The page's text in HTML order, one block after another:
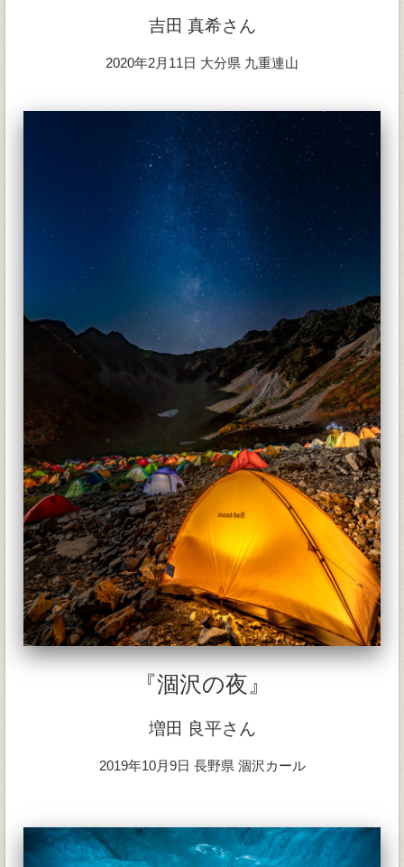
吉田 真希さん
2020年2月11日 大分県 九重連山
『涸沢の夜』
増田 良平さん
2019年10月9日 長野県 涸沢カール